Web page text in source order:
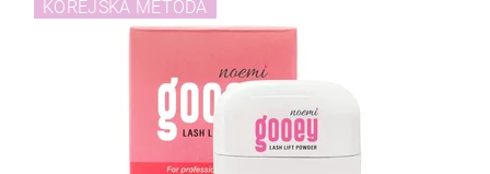
KOREJSKÁ METODA